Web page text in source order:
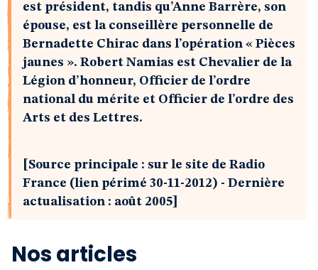
est président, tandis qu’Anne Barrère, son
épouse, est la conseillère personnelle de
Bernadette Chirac dans l’opération « Pièces
jaunes ». Robert Namias est Chevalier de la
Légion d’honneur, Officier de l’ordre
national du mérite et Officier de l’ordre des
Arts et des Lettres.
[Source principale : sur le site de Radio
France (lien périmé 30-11-2012) - Dernière
actualisation : août 2005]
Nos articles